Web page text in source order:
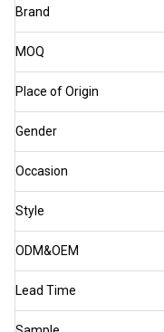
Brand
MOQ
Place of Origin
Gender
Occasion
Style
ODM&OEM
Lead Time